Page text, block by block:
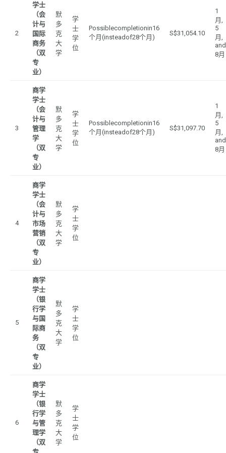
2
学士
（会
计与
国际
商务
（双
专
业）
默
多
克
大
学
学
士
学
位
Possiblecompletionin16
个月(insteadof28个月)
S$31,054.10
1
月,
5
月,
and
8月
3
商学
学士
（会
计与
管理
学
（双
专
业）
默
多
克
大
学
学
士
学
位
Possiblecompletionin16
个月(insteadof28个月)
S$31,097.70
1
月,
5
月,
and
8月
4
商学
学士
（会
计与
市场
营销
（双
专
业）
默
多
克
大
学
学
士
学
位
5
商学
学士
（银
行学
与国
际商
务
（双
专
业）
默
多
克
大
学
学
士
学
位
6
商学
学士
（银
行学
与管
理学
（双
专
默
多
克
大
学
学
士
学
位